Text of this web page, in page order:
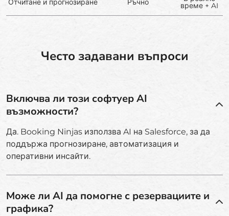
време + AI
Често задавани въпроси
Включва ли този софтуер AI
възможности?
Да. Booking Ninjas използва AI на Salesforce, за да
поддържа прогнозиране, автоматизация и
оперативни инсайти.
Може ли AI да помогне с резервациите и
графика?